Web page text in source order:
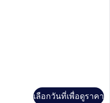
เลือกวันที่เพื่อดูราคา